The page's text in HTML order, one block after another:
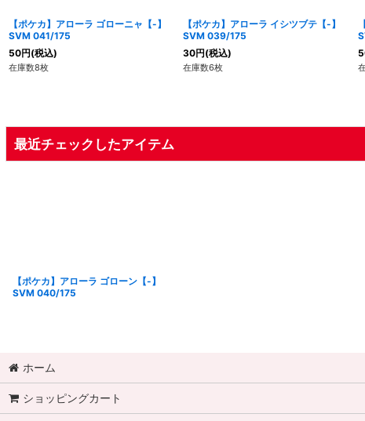
【ポケカ】アローラ ゴローニャ【-】
SVM 041/175
50円(税込)
在庫数8枚
【ポケカ】アローラ イシツブテ【-】
SVM 039/175
30円(税込)
在庫数6枚
最近チェックしたアイテム
【ポケカ】アローラ ゴローン【-】
SVM 040/175
ホーム
ショッピングカート